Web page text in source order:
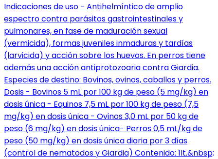
Indicaciones de uso - Antihelmíntico de amplio
espectro contra parásitos gastrointestinales y
pulmonares, en fase de maduración sexual
(vermicida), formas juveniles inmaduras y tardías
(larvicida) y acción sobre los huevos. En perros tiene
además una acción antiprotozoaria contra Giardia.
Especies de destino: Bovinos, ovinos, caballos y perros.
Dosis - Bovinos 5 mL por 100 kg de peso (5 mg/kg) en
dosis única - Equinos 7,5 mL por 100 kg de peso (7,5
mg/kg) en dosis única - Ovinos 3,0 mL por 50 kg de
peso (6 mg/kg) en dosis única- Perros 0,5 mL/kg de
peso (50 mg/kg) en dosis única diaria por 3 días
(control de nematodos y Giardia) Contenido: 1lt.&nbsp;